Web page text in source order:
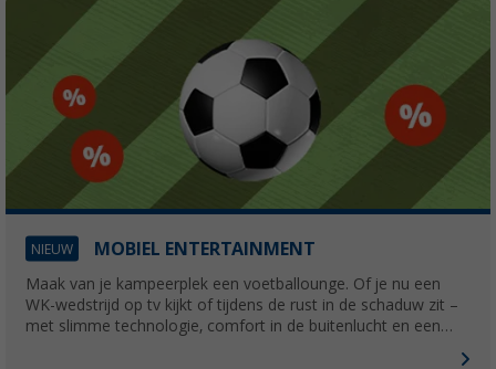
NIEUW MOBIEL ENTERTAINMENT
Maak van je kampeerplek een voetballounge. Of je nu een
WK-wedstrijd op tv kijkt of tijdens de rust in de schaduw zit –
met slimme technologie, comfort in de buitenlucht en een